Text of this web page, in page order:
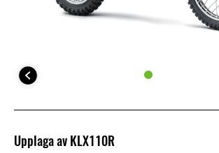
Upplaga av KLX110R